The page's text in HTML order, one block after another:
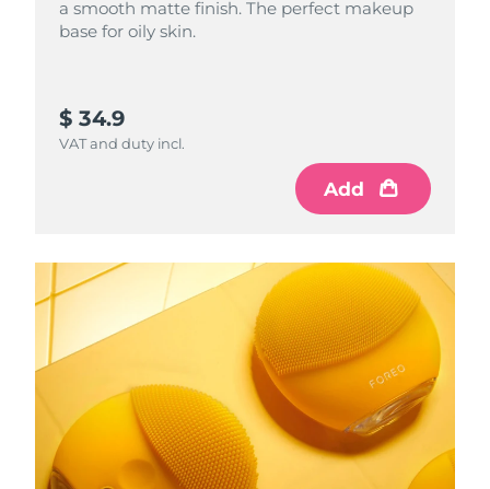
a smooth matte finish. The perfect makeup
base for oily skin.
$ 34.9
VAT and duty incl.
Add